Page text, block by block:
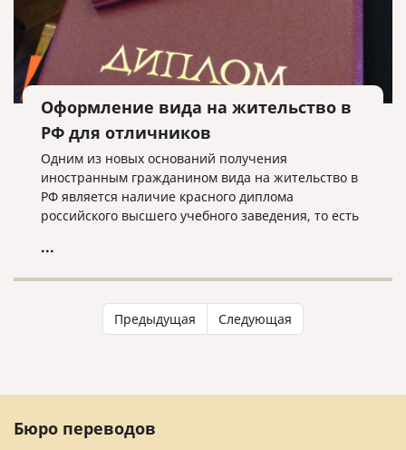
Оформление вида на жительство в
РФ для отличников
Одним из новых оснований получения
иностранным гражданином вида на жительство в
РФ является наличие красного диплома
российского высшего учебного заведения, то есть
отличием.
...
Предыдущая Следующая
Бюро переводов